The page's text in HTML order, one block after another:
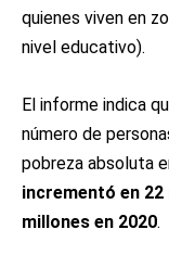
quienes viven en
nivel educativo).
El informe indica
número de
pobreza absoluta
incrementó en
millones en 2020.